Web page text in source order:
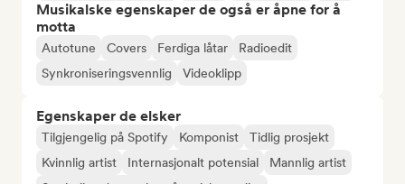
Musikalske egenskaper de også er åpne for å
motta
Autotune Covers Ferdiga låtar
Radioedit
Synkroniseringsvennlig
Videoklipp
Egenskaper de elsker
Tilgjengelig på Spotify Komponist
Tidlig prosjekt
Kvinnlig artist
Internasjonalt potensial
Mannlig artist